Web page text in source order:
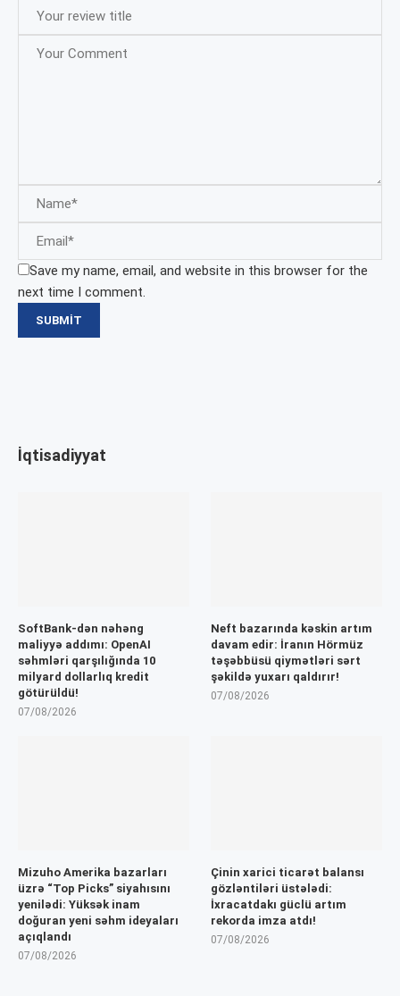
Save my name, email, and website in this browser for the
next time I comment.
İqtisadiyyat
SoftBank-dən nəhəng
maliyyə addımı: OpenAI
səhmləri qarşılığında 10
milyard dollarlıq kredit
götürüldü!
07/08/2026
Neft bazarında kəskin artım
davam edir: İranın Hörmüz
təşəbbüsü qiymətləri sərt
şəkildə yuxarı qaldırır!
07/08/2026
Mizuho Amerika bazarları
üzrə “Top Picks” siyahısını
yenilədi: Yüksək inam
doğuran yeni səhm ideyaları
açıqlandı
07/08/2026
Çinin xarici ticarət balansı
gözləntiləri üstələdi:
İxracatdakı güclü artım
rekorda imza atdı!
07/08/2026